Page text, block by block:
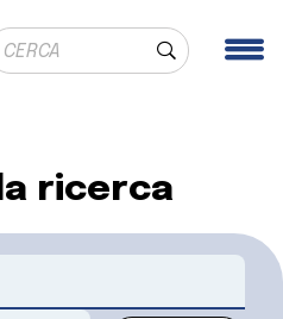
globale
Cerca
ricerca